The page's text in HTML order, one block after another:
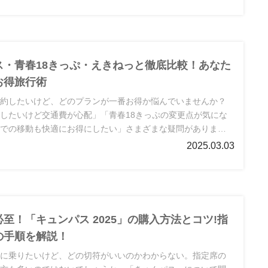
・青春18きっぷ・えきねっと徹底比較！あなた
得旅行術
したいけど、どのプランが一番お得か悩んでいませんか？
たいけど交通費が心配」「青春18きっぷの変更点が気にな
の移動も快適にお得にしたい」さまざまな疑問があります
では、キュンパス、青春18きっぷ、えきねっとの特徴を徹
2025.03.03
至！「キュンパス 2025」の購入方法とコツ!指
順を解説！
乗りたいけど、どの切符がいいのかわからない。指定席の